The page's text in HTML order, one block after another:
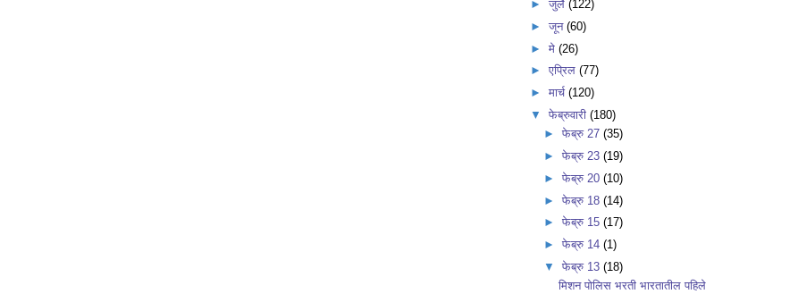
► जुलै (122)
► जून (60)
► मे (26)
► एप्रिल (77)
► मार्च (120)
▼ फेब्रुवारी (180)
►फेब्रु 27(35)
►फेब्रु 23(19)
►फेब्रु 20(10)
►फेब्रु 18(14)
►फेब्रु 15(17)
►फेब्रु 14(1)
▼फेब्रु 13(18)
मिशन पोलिस भरती भारतातील पहिले